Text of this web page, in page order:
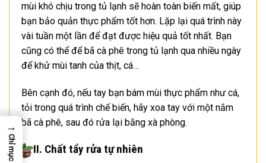
mùi khó chịu trong tủ lạnh sẽ hoàn toàn biến mất, giúp
bạn bảo quản thực phẩm tốt hơn. Lặp lại quá trình này
vài tuần một lần để đạt được hiệu quả tốt nhất. Bạn
cũng có thể để bã cà phê trong tủ lạnh qua nhiều ngày
để khử mùi tanh của thịt, cá…
Bên cạnh đó, nếu tay bạn bám mùi thực phẩm như cá,
tỏi trong quá trình chế biến, hãy xoa tay với một nắm
bã cà phê, sau đó rửa lại bằng xà phòng.
II. Chất tẩy rửa tự nhiên
→
Chỉ mục